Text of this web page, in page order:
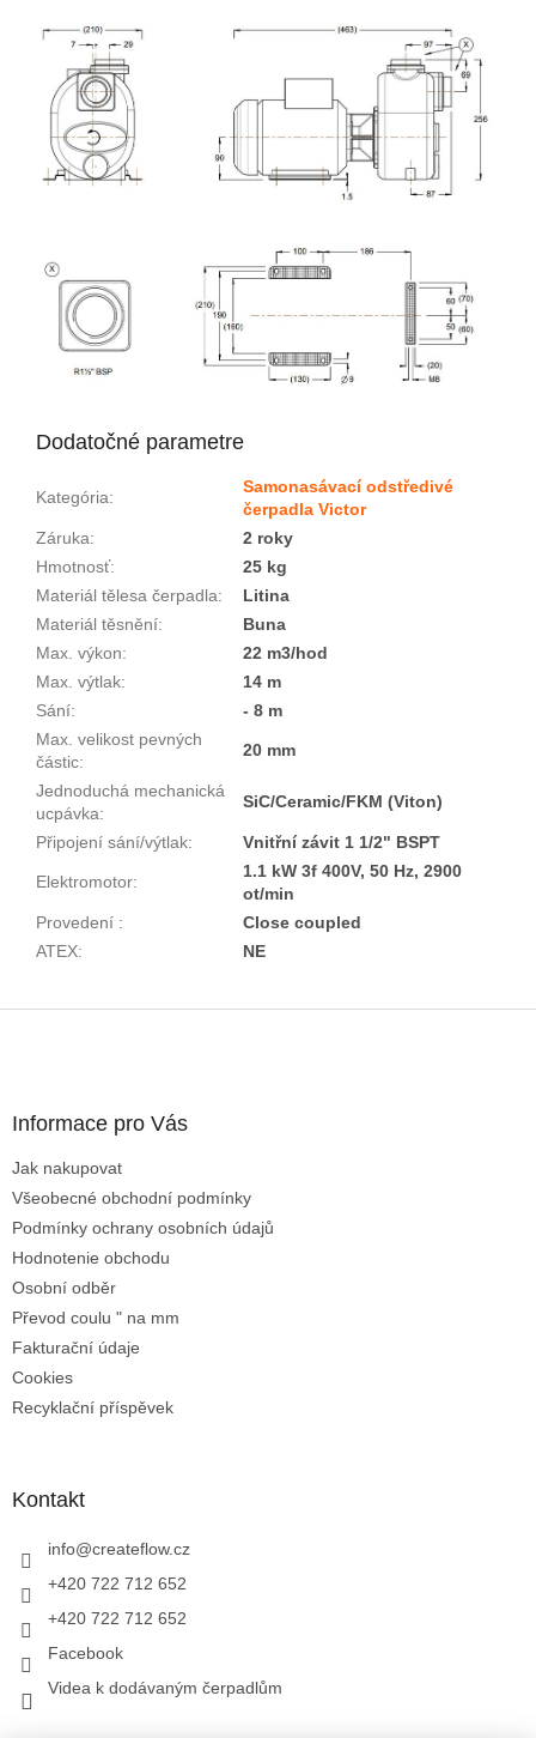
Dodatočné parametre
Kategória:
Samonasávací odstředivé
čerpadla Victor
Záruka:
2 roky
Hmotnosť:
25 kg
Materiál tělesa čerpadla:
Litina
Materiál těsnění:
Buna
Max. výkon:
22 m3/hod
Max. výtlak:
14 m
Sání:
- 8 m
Max. velikost pevných
částic:
20 mm
Jednoduchá mechanická
ucpávka:
SiC/Ceramic/FKM (Viton)
Připojení sání/výtlak: Vnitřní závit 1 1/2" BSPT
Elektromotor:
1.1 kW 3f 400V, 50 Hz, 2900
ot/min
Provedení :
Close coupled
ATEX: NE
Informace pro Vás
Jak nakupovat
Všeobecné obchodní podmínky
Podmínky ochrany osobních údajů
Hodnotenie obchodu
Osobní odběr
Převod coulu " na mm
Fakturační údaje
Cookies
Recyklační příspěvek
Kontakt
info@createflow.cz
+420 722 712 652
+420 722 712 652
Facebook
Videa k dodávaným čerpadlům